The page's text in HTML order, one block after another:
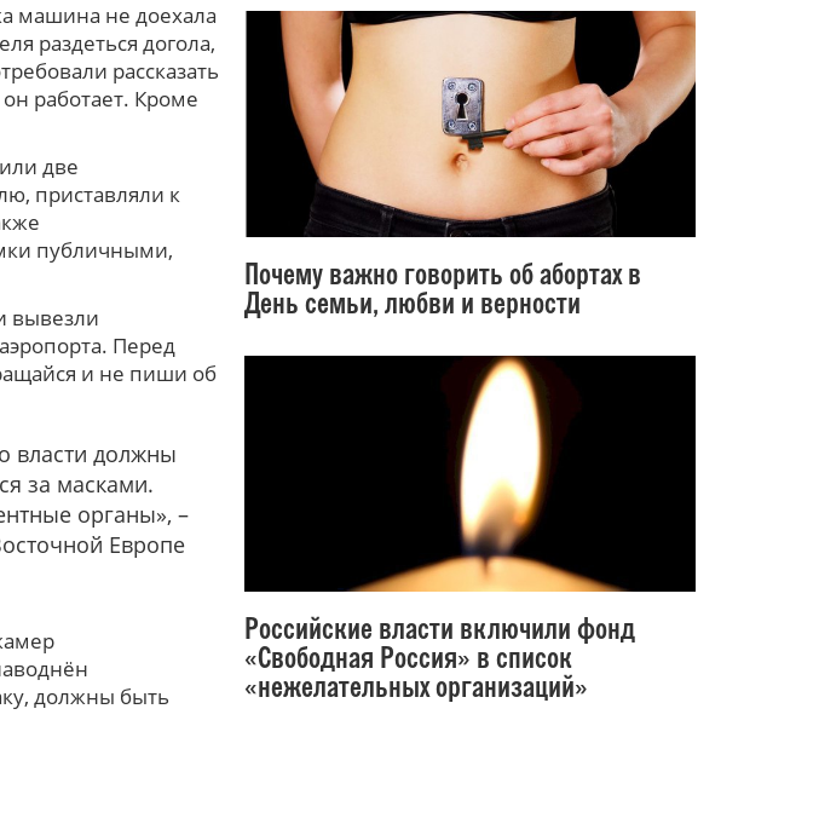
машина не доехала
раздеться догола,
рассказать
работает. Кроме
две
приставляли к
публичными,
вывезли
Перед
и не пиши об
власти должны
за масками.
органы», –
Европе
должны быть
Почему важно говорить об абортах в
День семьи, любви и верности
Российские власти включили фонд
«Свободная Россия» в список
«нежелательных организаций»